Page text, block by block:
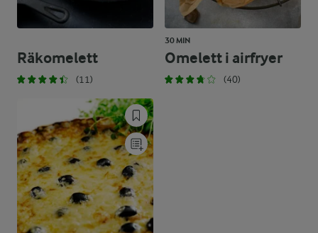
Räkomelett
(11)
30 MIN
Omelett i airfryer
(40)